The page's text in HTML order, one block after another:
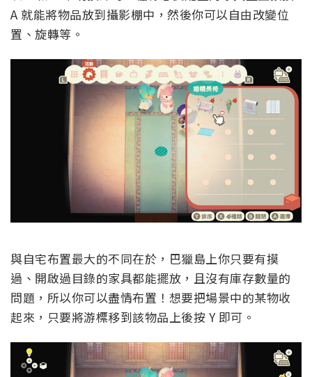
A 就能將物品放到攝影棚中，然後你可以自由改變位
置、旋轉等。
與自宅布置最大的不同在於，巴獵島上你只要有摸
過、開啟過目錄的家具都能擺放，且沒有庫存數量的
問題，所以你可以盡情布置！想要把場景中的某物收
起來，只要將游標移到該物品上後按 Y 即可。